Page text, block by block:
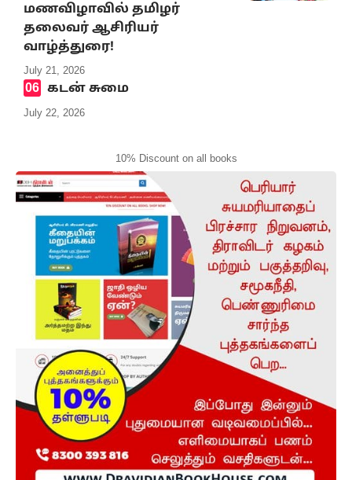
மணவிழாவில் தமிழர்
தலைவர் ஆசிரியர்
வாழ்த்துரை!
July 21, 2026
கடன் சுமை
July 22, 2026
10% Discount on all books